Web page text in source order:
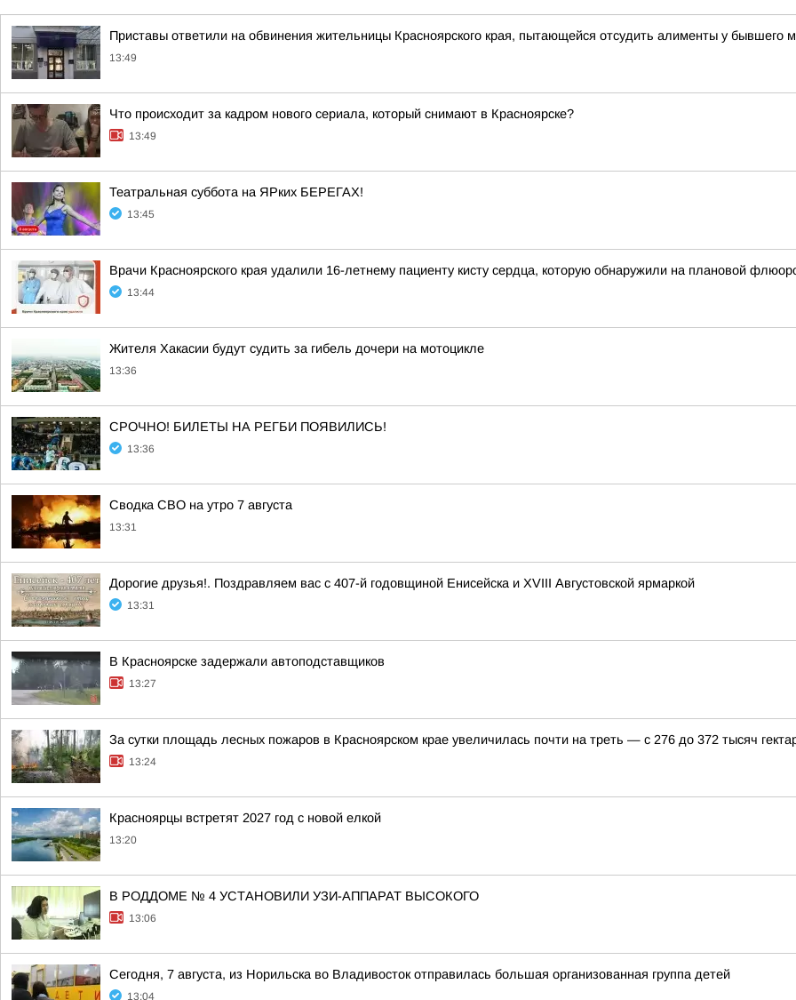
Приставы ответили на обвинения жительницы Красноярского края, пытающейся отсудить алименты у бывшего
13:49
Что происходит за кадром нового сериала, который снимают в Красноярске?
13:49
Театральная суббота на ЯРких БЕРЕГАХ!
13:45
Врачи Красноярского края удалили 16-летнему пациенту кисту сердца, которую обнаружили на плановой
13:44
Жителя Хакасии будут судить за гибель дочери на мотоцикле
13:36
СРОЧНО! БИЛЕТЫ НА РЕГБИ ПОЯВИЛИСЬ!
13:36
Сводка СВО на утро 7 августа
13:31
Дорогие друзья!. Поздравляем вас с 407-й годовщиной Енисейска и XVIII Августовской ярмаркой
13:31
В Красноярске задержали автоподставщиков
13:27
За сутки площадь лесных пожаров в Красноярском крае увеличилась почти на треть — с 276 до 372 тысяч
13:24
Красноярцы встретят 2027 год с новой елкой
13:20
В РОДДОМЕ № 4 УСТАНОВИЛИ УЗИ-АППАРАТ ВЫСОКОГО
13:06
Сегодня, 7 августа, из Норильска во Владивосток отправилась большая организованная группа детей
13:04